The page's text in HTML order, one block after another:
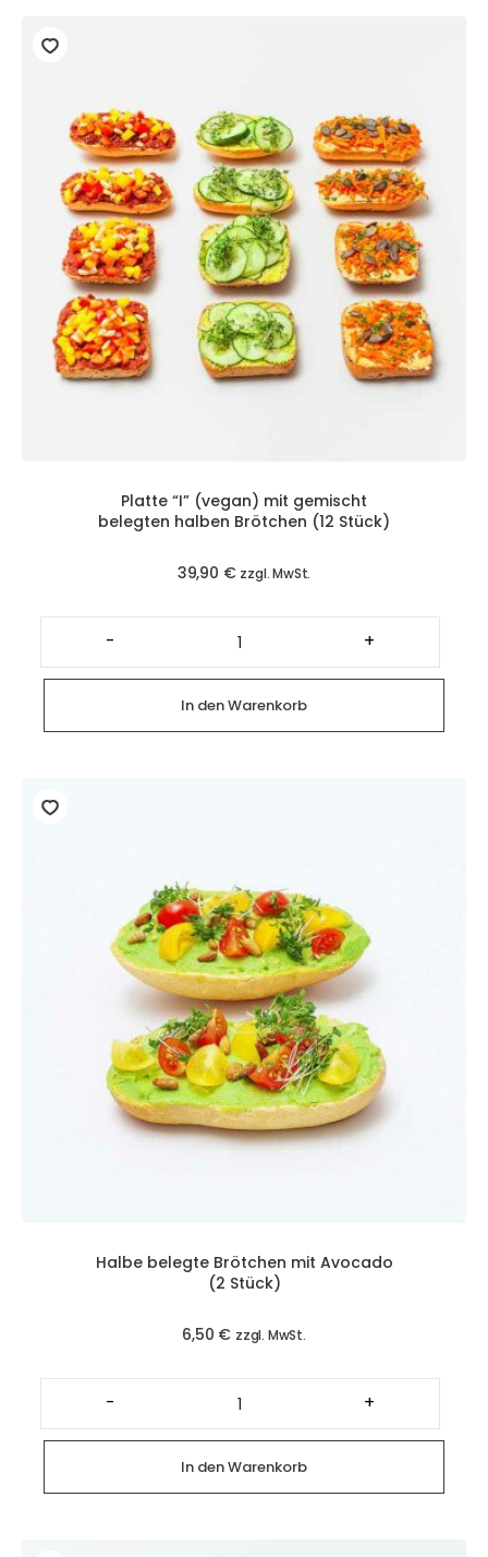
Platte “I” (vegan) mit gemischt
belegten halben Brötchen (12 Stück)
39,90 € zzgl. MwSt.
-
Platte
"I"
(vegan)
mit
gemischt
belegten
halben
Brötchen
+
In den Warenkorb
Halbe belegte Brötchen mit Avocado
(2 Stück)
6,50 € zzgl. MwSt.
-
Halbe
belegte
Brötchen
mit
Avocado
(2
Stück)
Menge
+
In den Warenkorb